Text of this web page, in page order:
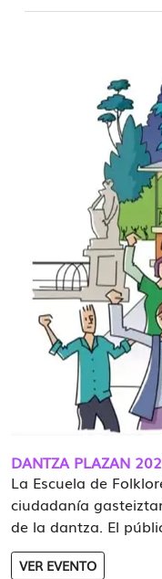
DANTZA PLAZAN
La Escuela de
ciudadanía
de la dantza. El
VER EVENTO